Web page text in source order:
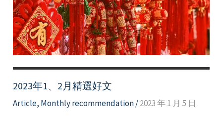
2023年1、2月精選好文
Article, Monthly recommendation/2023 年 1 月 5 日